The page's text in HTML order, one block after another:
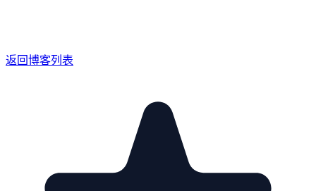
返回博客列表